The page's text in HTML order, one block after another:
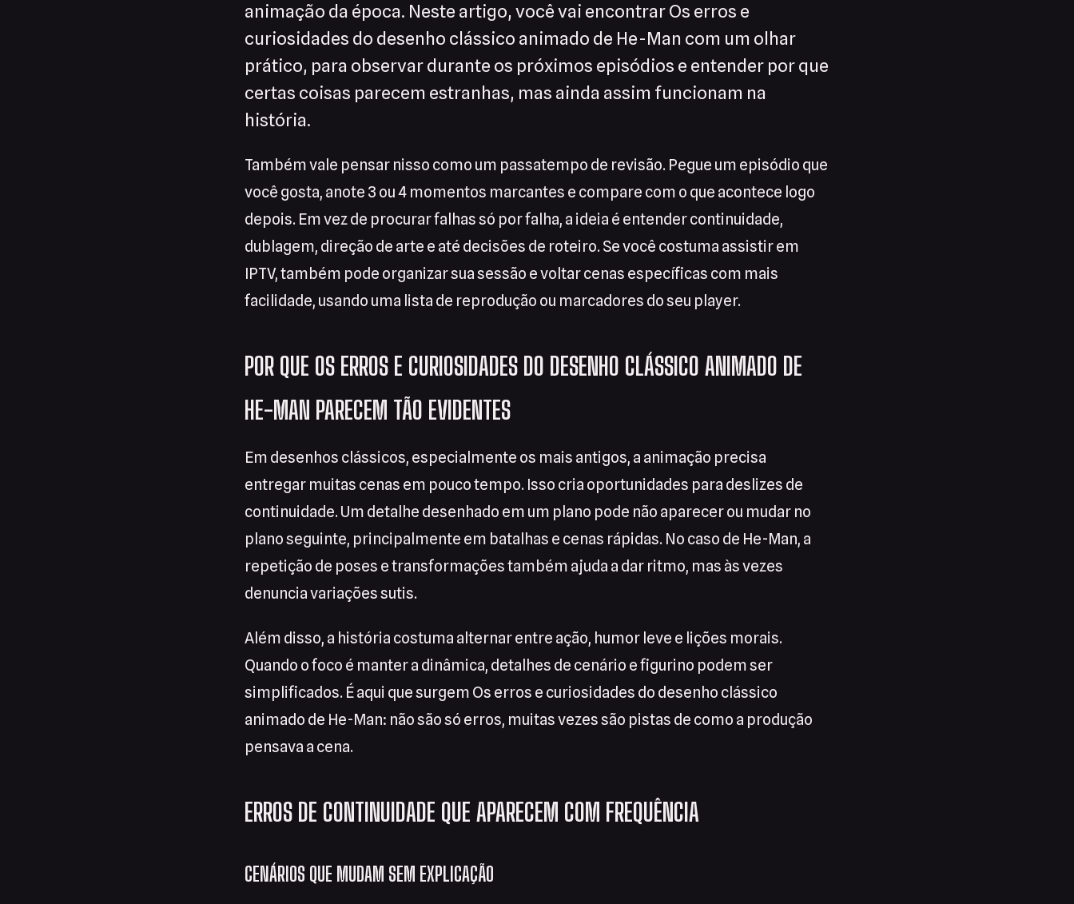
animação da época. Neste artigo, você vai encontrar Os erros e
curiosidades do desenho clássico animado de He-Man com um olhar
prático, para observar durante os próximos episódios e entender por que
certas coisas parecem estranhas, mas ainda assim funcionam na
história.
Também vale pensar nisso como um passatempo de revisão. Pegue um episódio que
você gosta, anote 3 ou 4 momentos marcantes e compare com o que acontece logo
depois. Em vez de procurar falhas só por falha, a ideia é entender continuidade,
dublagem, direção de arte e até decisões de roteiro. Se você costuma assistir em
IPTV, também pode organizar sua sessão e voltar cenas específicas com mais
facilidade, usando uma lista de reprodução ou marcadores do seu player.
POR QUE OS ERROS E CURIOSIDADES DO DESENHO CLÁSSICO ANIMADO DE
HE-MAN PARECEM TÃO EVIDENTES
Em desenhos clássicos, especialmente os mais antigos, a animação precisa
entregar muitas cenas em pouco tempo. Isso cria oportunidades para deslizes de
continuidade. Um detalhe desenhado em um plano pode não aparecer ou mudar no
plano seguinte, principalmente em batalhas e cenas rápidas. No caso de He-Man, a
repetição de poses e transformações também ajuda a dar ritmo, mas às vezes
denuncia variações sutis.
Além disso, a história costuma alternar entre ação, humor leve e lições morais.
Quando o foco é manter a dinâmica, detalhes de cenário e figurino podem ser
simplificados. É aqui que surgem Os erros e curiosidades do desenho clássico
animado de He-Man: não são só erros, muitas vezes são pistas de como a produção
pensava a cena.
ERROS DE CONTINUIDADE QUE APARECEM COM FREQUÊNCIA
CENÁRIOS QUE MUDAM SEM EXPLICAÇÃO